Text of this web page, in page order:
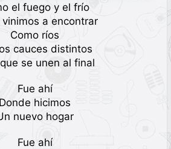
el fuego y el frío
vinimos a encontrar
Como ríos
cauces distintos
se unen al final
Fue ahí
Donde hicimos
nuevo hogar
Fue ahí